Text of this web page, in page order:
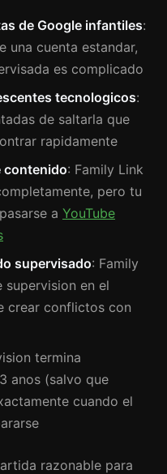
de Google infantiles:
una cuenta estandar,
es complicado
tecnologicos:
de saltarla que
rapidamente
contenido: Family Link
pero tu
a YouTube
supervisado: Family
supervision en el
crear conflictos con
termina
anos (salvo que
cuando el
razonable para